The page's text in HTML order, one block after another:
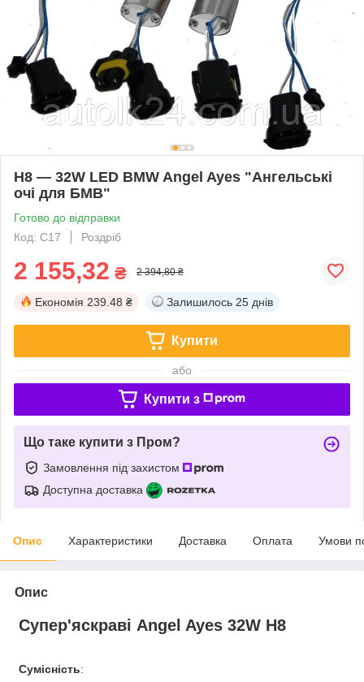
H8 — 32W LED BMW Angel Ayes "Ангельські
очі для БМВ"
Готово до відправки
Код: С17
Роздріб
2 155,32 ₴ 2 394,80 ₴
Економія 239.48 ₴ Залишилось 25 днів
Купити
або
Купити з
Що таке купити з Пром?
Замовлення під захистом
Доступна доставка
Опис Характеристики Доставка Оплата Умови
Опис
Супер'яскраві Angel Ayes 32W H8
Сумісність: